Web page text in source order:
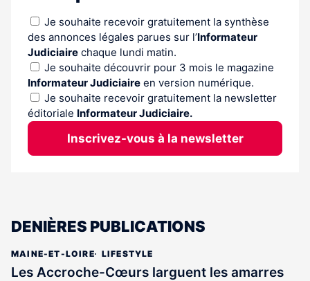
Je souhaite recevoir gratuitement la synthèse
des annonces légales parues sur l’Informateur
Judiciaire chaque lundi matin.
Je souhaite découvrir pour 3 mois le magazine
Informateur Judiciaire en version numérique.
Je souhaite recevoir gratuitement la newsletter
éditoriale Informateur Judiciaire.
Inscrivez-vous à la newsletter
DENIÈRES PUBLICATIONS
MAINE-ET-LOIRE LIFESTYLE
Les Accroche-Cœurs larguent les amarres